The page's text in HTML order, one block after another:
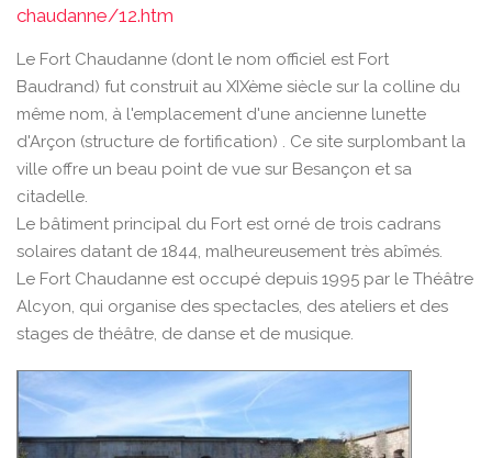
chaudanne/12.htm
Le Fort Chaudanne (dont le nom officiel est Fort
Baudrand) fut construit au XIXème siècle sur la colline du
même nom, à l'emplacement d'une ancienne lunette
d'Arçon (structure de fortification) . Ce site surplombant la
ville offre un beau point de vue sur Besançon et sa
citadelle.
Le bâtiment principal du Fort est orné de trois cadrans
solaires datant de 1844, malheureusement très abîmés.
Le Fort Chaudanne est occupé depuis 1995 par le Théâtre
Alcyon, qui organise des spectacles, des ateliers et des
stages de théâtre, de danse et de musique.